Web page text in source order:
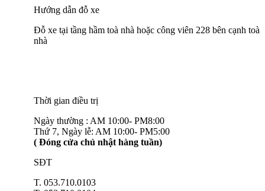
Hướng dẫn đỗ xe
Đỗ xe tại tầng hầm toà nhà hoặc công viên 228 bên cạnh toà
nhà
Thời gian điều trị
Ngày thường : AM 10:00- PM8:00
Thứ 7, Ngày lễ: AM 10:00- PM5:00
( Đóng cửa chủ nhật hàng tuần)
SĐT
T. 053.710.0103